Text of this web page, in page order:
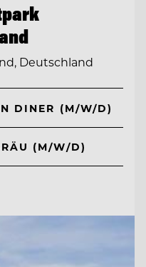
Deutschland
DINER (M/W/D)
(M/W/D)